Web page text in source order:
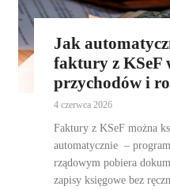
Jak
faktury z KSeF
przychodów i
4 czerwca 2026
Faktury z KSeF można
automatycznie –
rządowym pobiera
zapisy księgowe bez